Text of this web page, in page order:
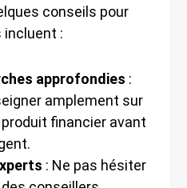
conseils pour
incluent :
approfondies :
amplement sur
produit financier avant
: Ne pas hésiter